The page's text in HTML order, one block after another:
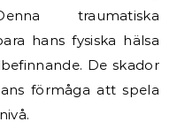
traumatiska
hans fysiska hälsa
De skador
förmåga att spela